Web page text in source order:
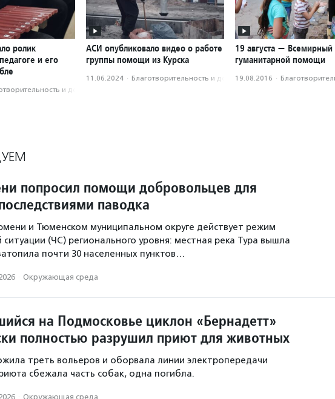
ролик
и его
и доброволь­чест­во
АСИ опубликовало видео о работе
группы помощи из Курска
11.06.2024 · Благотвори­тель­ность и доброволь­чест­во
19 августа — Всемирный
гуманитарной помощи
19.08.2016 ·
попросил помощи добровольцев для
паводка
и Тюменском муниципальном округе действует режим
ситуации (ЧС) регионального уровня: местная река Тура вышла
почти 30 населенных пунктов…
· Окружающая среда
на Подмосковье циклон «Бернадетт»
полностью разрушил приют для животных
треть вольеров и оборвала линии электропередачи
сбежала часть собак, одна погибла.
· Окружающая среда